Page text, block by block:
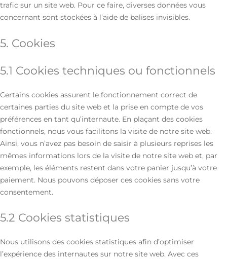
trafic sur un site web. Pour ce faire, diverses données vous
concernant sont stockées à l’aide de balises invisibles.
5. Cookies
5.1 Cookies techniques ou fonctionnels
Certains cookies assurent le fonctionnement correct de
certaines parties du site web et la prise en compte de vos
préférences en tant qu’internaute. En plaçant des cookies
fonctionnels, nous vous facilitons la visite de notre site web.
Ainsi, vous n’avez pas besoin de saisir à plusieurs reprises les
mêmes informations lors de la visite de notre site web et, par
exemple, les éléments restent dans votre panier jusqu’à votre
paiement. Nous pouvons déposer ces cookies sans votre
consentement.
5.2 Cookies statistiques
Nous utilisons des cookies statistiques afin d’optimiser
l’expérience des internautes sur notre site web. Avec ces